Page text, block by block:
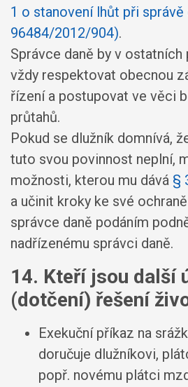
1 o stanovení lhůt při správě
96484/2012/904).
Správce daně by v ostatních
vždy respektovat obecnou
řízení a postupovat ve věci
průtahů.
Pokud se dlužník domnívá,
tuto svou povinnost neplní,
možnosti, kterou mu dává §
a učinit kroky ke své
správce daně podáním
nadřízenému správci daně.
14. Kteří jsou další
(dotčení) řešení
Exekuční příkaz na
doručuje dlužníkovi,
popř. novému plátci